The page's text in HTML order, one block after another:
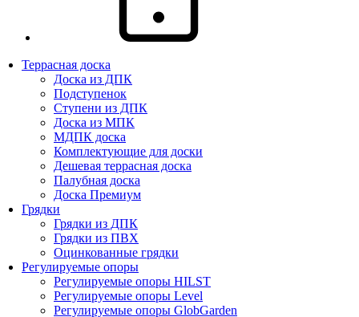
Террасная доска
Доска из ДПК
Подступенок
Ступени из ДПК
Доска из МПК
МДПК доска
Комплектующие для доски
Дешевая террасная доска
Палубная доска
Доска Премиум
Грядки
Грядки из ДПК
Грядки из ПВХ
Оцинкованные грядки
Регулируемые опоры
Регулируемые опоры HILST
Регулируемые опоры Level
Регулируемые опоры GlobGarden